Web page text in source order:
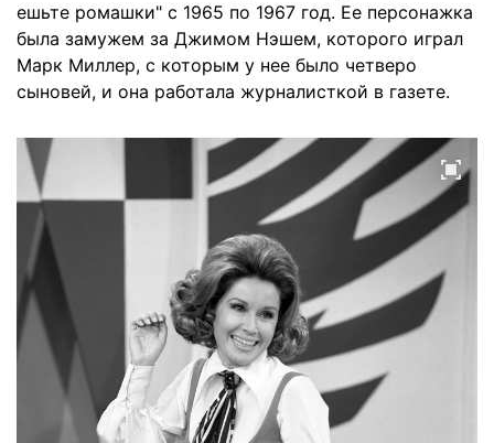
ешьте ромашки" с 1965 по 1967 год. Ее персонажка
была замужем за Джимом Нэшем, которого играл
Марк Миллер, с которым у нее было четверо
сыновей, и она работала журналисткой в газете.